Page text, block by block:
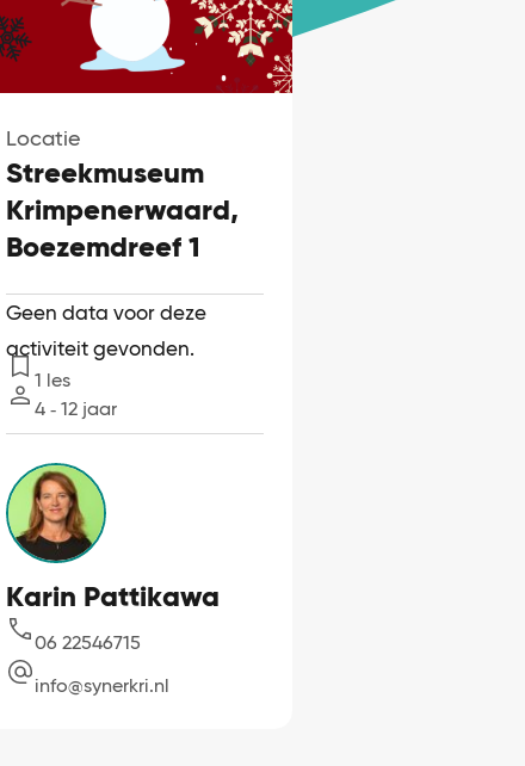
Locatie
Streekmuseum
Krimpenerwaard,
Boezemdreef 1
Geen data voor deze
activiteit gevonden.
Lessen
1 les
Leeftijd
4 ‐ 12 jaar
Karin Pattikawa
06 22546715
info@synerkri.nl